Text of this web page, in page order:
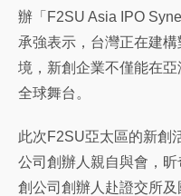
辦「F2SU Asia IPO
承強表示，台灣正在建
境，新創企業不僅能在
全球舞台。
此次F2SU亞太區的新創
公司創辦人親自與會，
創公司創辦人赴證交所及